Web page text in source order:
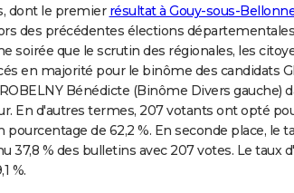
dont le premier résultat à Gouy-sous-
des précédentes élections
soirée que le scrutin des régionales, les
en majorité pour le binôme des candidats
Bénédicte (Binôme Divers gauche)
En d'autres termes, 207 votants ont opté
pourcentage de 62,2 %. En seconde place,
37,8 % des bulletins avec 207 votes. Le taux
%.